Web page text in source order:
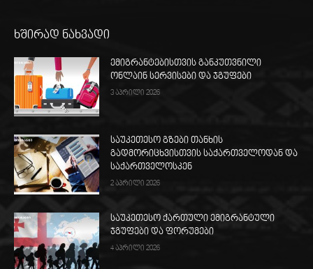
ხშირად ნახვადი
ემიგრანტებისთვის განკუთვნილი
ონლაინ სერვისები და ჯგუფები
3 აპრილი 2026
საუკეთესო გზები თანხის
გადმორიცხვისთვის საქართველოდან და
საქართველოსკენ
2 აპრილი 2026
საუკეთესო ქართული ემიგრანტული
ჯგუფები და ფორუმები
4 აპრილი 2026